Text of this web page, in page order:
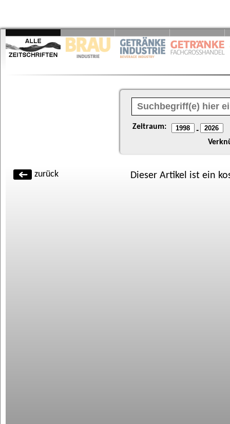
Zeitraum: -
zurück Dieser Artikel ist ein